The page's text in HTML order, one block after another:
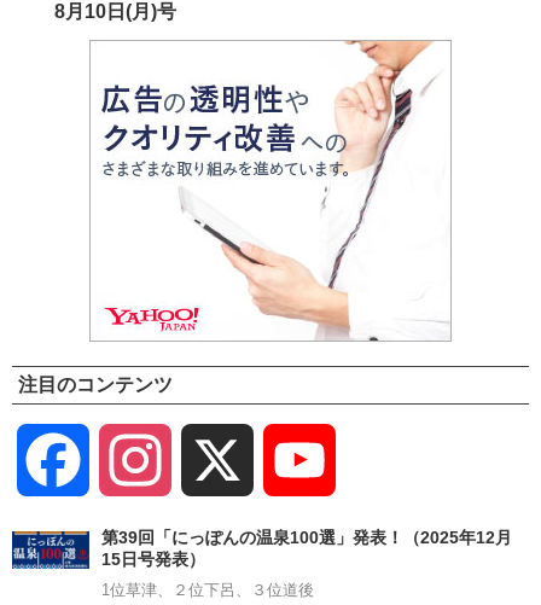
8月10日(月)号
注目のコンテンツ
Facebook Instagram
Channel
第39回「にっぽんの温泉100選」発表！（2025年12月
15日号発表）
1位草津、２位下呂、３位道後